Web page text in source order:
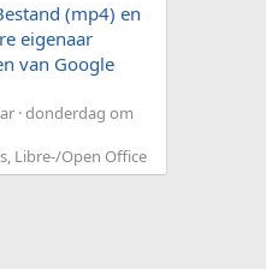
(mp4) en
eigenaar
van Google
donderdag om
Libre-/Open Office